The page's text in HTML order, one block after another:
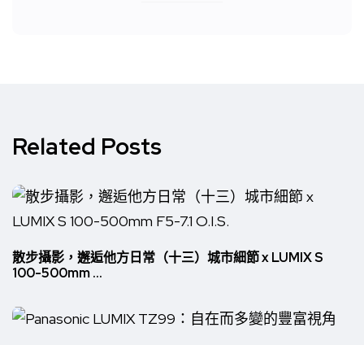
Related Posts
散步攝影，邂逅他方日常（十三）城市細節 x LUMIX S
100-500mm ...